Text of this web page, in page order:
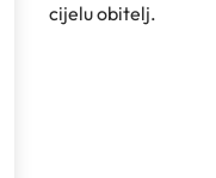
cijelu obitelj.